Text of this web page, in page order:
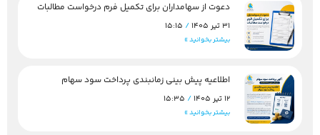
دعوت از سهامداران برای تکمیل فرم درخواست مطالبات
31 تیر 1405
بیشتر بخوانید »
اطلاعیه پیش بینی زمانبندی پرداخت سود سهام
12 تیر 1405
بیشتر بخوانید »